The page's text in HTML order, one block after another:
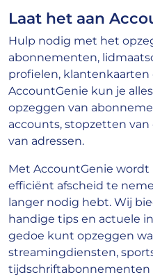
Laat het aan
Hulp nodig met het
abonnementen,
profielen,
AccountGenie kun je
opzeggen van
accounts, stopzetten
van adressen.
Met AccountGenie
efficiënt afscheid te
langer nodig hebt. Wij
handige tips en actuele
gedoe kunt opzeggen
streamingdiensten,
tijdschriftabonnementen